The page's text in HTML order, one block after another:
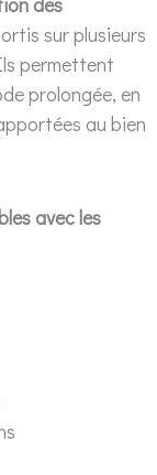
sur plusieurs
permettent
prolongée, en
au bien
avec les